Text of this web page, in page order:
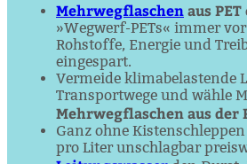
Mehrwegflaschenaus
»Wegwerf-PETs« immer
Rohstoffe, Energie und
eingespart.
Vermeide klimabelastende
Transportwege und wähle
Mehrwegflaschen aus der
Ganz ohne
pro Liter unschlagbar